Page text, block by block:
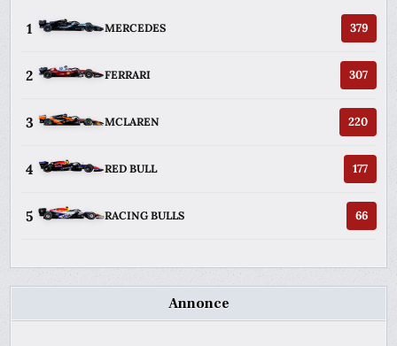
1 MERCEDES 379
2 FERRARI 307
3 MCLAREN 220
4 RED BULL 177
5 RACING BULLS 66
Annonce